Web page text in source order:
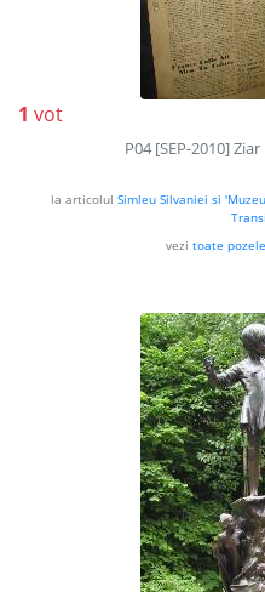
1 vot
P04 [SEP-2010]
la articolul Simleu Silvaniei si
vezi toate pozele